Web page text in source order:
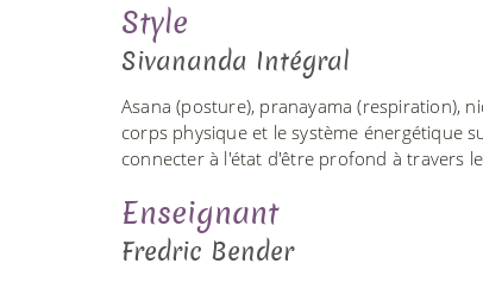
Style
Sivananda Intégral
Asana (posture), pranayama (respiration),
corps physique et le système énergétique
connecter à l'état d'être profond à travers
Enseignant
Fredric Bender